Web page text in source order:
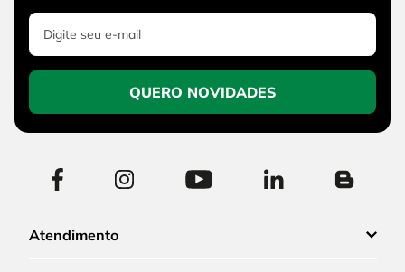
QUERO NOVIDADES
Atendimento